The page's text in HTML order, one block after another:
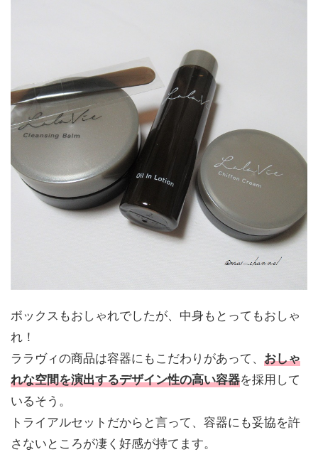
ボックスもおしゃれでしたが、中身もとってもおしゃ
れ！
ララヴィの商品は容器にもこだわりがあって、 おしゃ
れな空間を演出するデザイン性の高い容器を採用して
いるそう。
トライアルセットだからと言って、容器にも妥協を許
さないところが凄く好感が持てます。